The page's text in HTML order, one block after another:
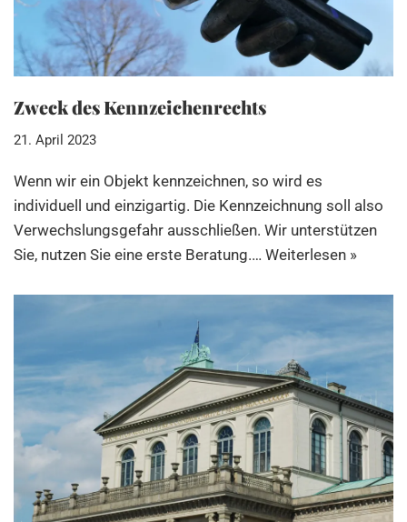
Zweck des Kennzeichenrechts
21. April 2023
Wenn wir ein Objekt kennzeichnen, so wird es
individuell und einzigartig. Die Kennzeichnung soll also
Verwechslungsgefahr ausschließen. Wir unterstützen
Sie, nutzen Sie eine erste Beratung.… Weiterlesen »